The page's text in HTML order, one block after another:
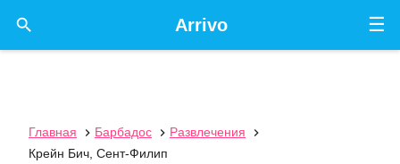
☰
Arrivo

Главная  Барбадос  Развлечения

Крейн Бич, Сент-Филип